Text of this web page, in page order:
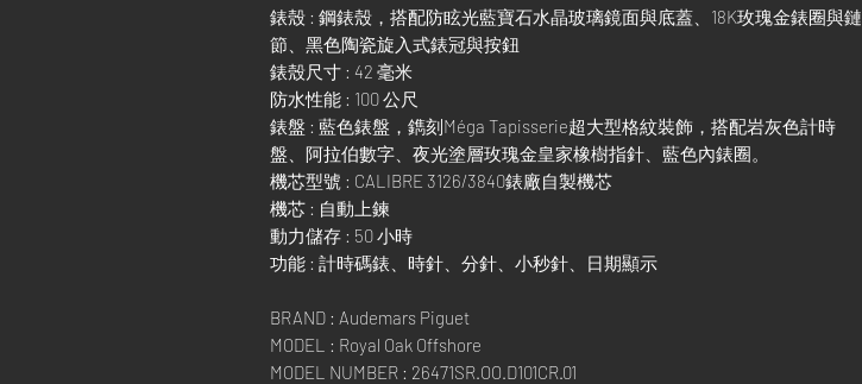
錶殼 : 鋼錶殼，搭配防眩光藍寶石水晶玻璃鏡面與底蓋、18K玫瑰金錶圈與鏈
節、黑色陶瓷旋入式錶冠與按鈕
錶殼尺寸 : 42 毫米
防水性能 : 100 公尺
錶盤 : 藍色錶盤，鐫刻Méga Tapisserie超大型格紋裝飾，搭配岩灰色計時
盤、阿拉伯數字、夜光塗層玫瑰金皇家橡樹指針、藍色內錶圈。
機芯型號 : CALIBRE 3126/3840錶廠自製機芯
機芯 : 自動上鍊
動力儲存 : 50 小時
功能 : 計時碼錶、時針、分針、小秒針、日期顯示
BRAND : Audemars Piguet
MODEL : Royal Oak Offshore
MODEL NUMBER : 26471SR.OO.D101CR.01